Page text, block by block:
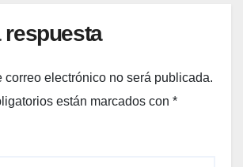
respuesta
correo electrónico no será publicada.
están marcados con *